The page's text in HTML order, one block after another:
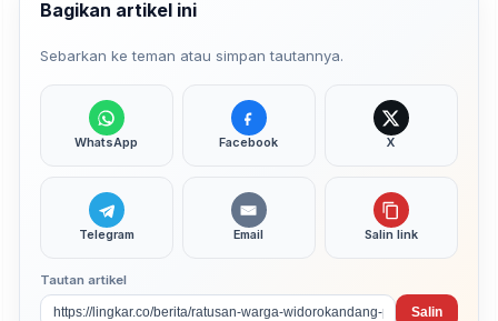
Bagikan artikel ini
Sebarkan ke teman atau simpan tautannya.
WhatsApp Facebook X
Telegram Email Salin link
Tautan artikel
Salin